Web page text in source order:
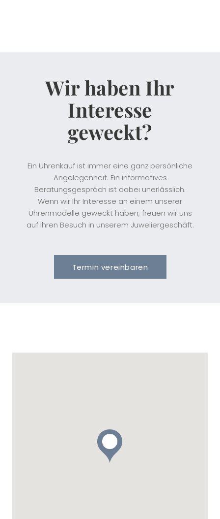
Wir haben Ihr
Interesse
geweckt?
Ein Uhrenkauf ist immer eine ganz persönliche
Angelegenheit. Ein informatives
Beratungsgespräch ist dabei unerlässlich.
Wenn wir Ihr Interesse an einem unserer
Uhrenmodelle geweckt haben, freuen wir uns
auf Ihren Besuch in unserem Juweliergeschäft.
Termin vereinbaren